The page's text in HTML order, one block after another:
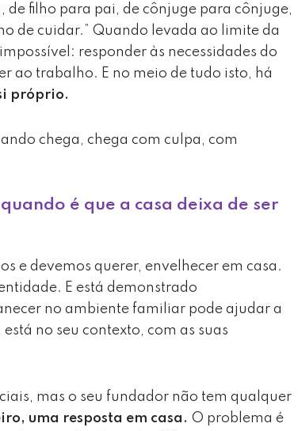
de filho para pai, de cônjuge para cônjuge,
de cuidar.” Quando levada ao limite da
responder às necessidades do
ao trabalho. E no meio de tudo isto, há
próprio.
chega, chega com culpa, com
é que a casa deixa de ser
e devemos querer, envelhecer em casa.
E está demonstrado
no ambiente familiar pode ajudar a
no seu contexto, com as suas
mas o seu fundador não tem qualquer
uma resposta em casa. O problema é